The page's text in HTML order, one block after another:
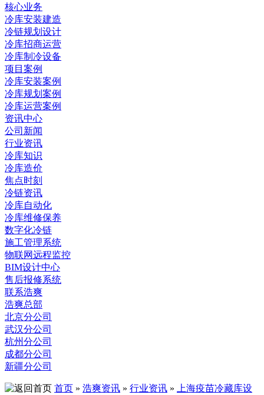
核心业务
冷库安装建造
冷链规划设计
冷库招商运营
冷库制冷设备
项目案例
冷库安装案例
冷库规划案例
冷库运营案例
资讯中心
公司新闻
行业资讯
冷库知识
冷库造价
焦点时刻
冷链资讯
冷库自动化
冷库维修保养
数字化冷链
施工管理系统
物联网远程监控
BIM设计中心
售后报修系统
联系浩爽
浩爽总部
北京分公司
武汉分公司
杭州分公司
成都分公司
新疆分公司
首页 » 浩爽资讯 » 行业资讯 »
上海疫苗冷藏库设